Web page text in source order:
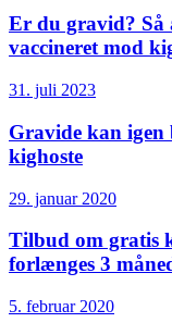
Er du gravid? Så
vaccineret mod
31. juli 2023
Gravide kan igen
kighoste
29. januar 2020
Tilbud om gratis
forlænges 3
5. februar 2020